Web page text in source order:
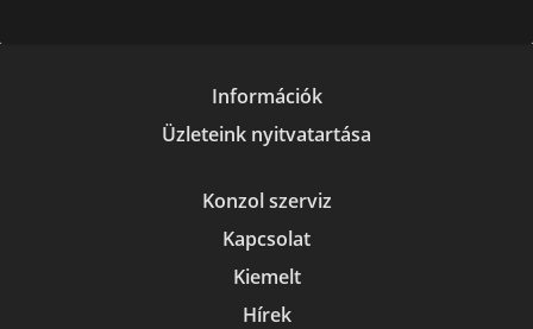
Információk
Üzleteink nyitvatartása
Konzol szerviz
Kapcsolat
Kiemelt
Hírek